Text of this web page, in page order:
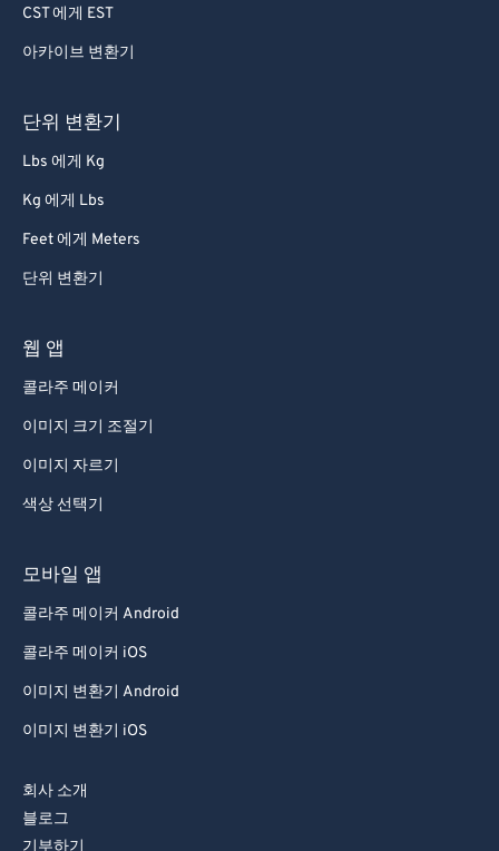
CST 에게 EST
아카이브 변환기
단위 변환기
Lbs 에게 Kg
Kg 에게 Lbs
Feet 에게 Meters
단위 변환기
웹 앱
콜라주 메이커
이미지 크기 조절기
이미지 자르기
색상 선택기
모바일 앱
콜라주 메이커 Android
콜라주 메이커 iOS
이미지 변환기 Android
이미지 변환기 iOS
회사 소개
블로그
기부하기